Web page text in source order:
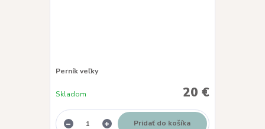
Perník veľky
20 €
Skladom
Pridať do košíka